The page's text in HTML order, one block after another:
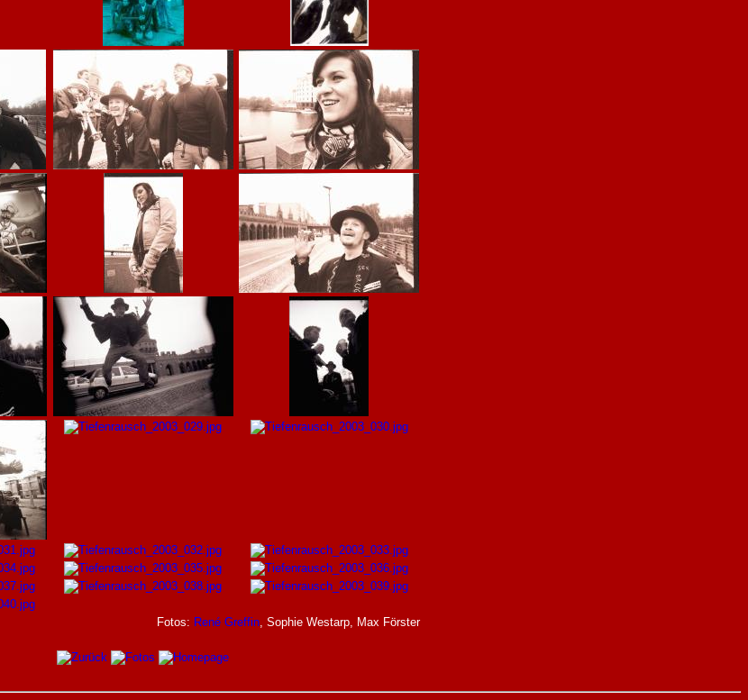
Fotos: René Greffin, Sophie Westarp, Max Förster